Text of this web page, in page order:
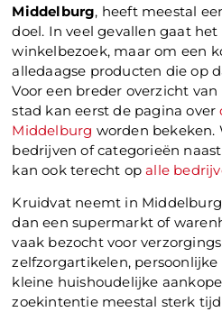
Middelburg, heeft meestal
doel. In veel gevallen gaat
winkelbezoek, maar om een
alledaagse producten die op
Voor een breder overzicht
stad kan eerst de pagina over
Middelburg worden bekeken.
bedrijven of categorieën
kan ook terecht opalle
Kruidvat neemt in
dan een supermarkt of
vaak bezocht voor
zelfzorgartikelen,
kleine huishoudelijke
zoekintentie meestal sterk